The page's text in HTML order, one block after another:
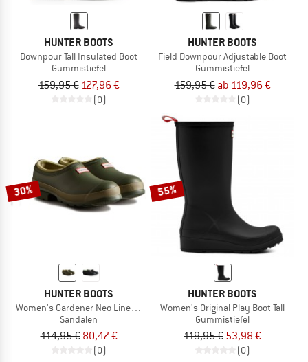
HUNTER BOOTS
Downpour Tall Insulated Boot
Gummistiefel
159,95 € 127,96 €
(0)
HUNTER BOOTS
Field Downpour Adjustable Boot
Gummistiefel
159,95 € ab 119,96 €
(0)
30%
HUNTER BOOTS
Women's Gardener Neo Lined Clog
Sandalen
114,95 € 80,47 €
(0)
55%
HUNTER BOOTS
Women's Original Play Boot Tall
Gummistiefel
119,95 € 53,98 €
(0)